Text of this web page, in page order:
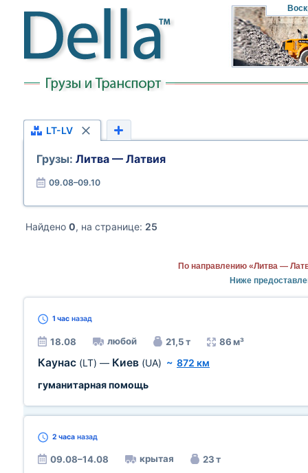
LT-LV
Грузы: Литва — Латвия
09.08–09.10
Найдено 0, на странице: 25
По направлению «Литва —
Ниже
1 час назад
18.08 любой 21,5 т 86 м³
Каунас (LT) — Киев (UA) ~ 872 км
гуманитарная помощь
2 часа назад
09.08–14.08 крытая 23 т